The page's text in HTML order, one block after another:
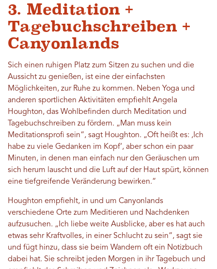
3. Meditation +
Tagebuchschreiben +
Canyonlands
Sich einen ruhigen Platz zum Sitzen zu suchen und die
Aussicht zu genießen, ist eine der einfachsten
Möglichkeiten, zur Ruhe zu kommen. Neben Yoga und
anderen sportlichen Aktivitäten empfiehlt Angela
Houghton, das Wohlbefinden durch Meditation und
Tagebuchschreiben zu fördern. „Man muss kein
Meditationsprofi sein“, sagt Houghton. „Oft heißt es: ‚Ich
habe zu viele Gedanken im Kopf‘, aber schon ein paar
Minuten, in denen man einfach nur den Geräuschen um
sich herum lauscht und die Luft auf der Haut spürt, können
eine tiefgreifende Veränderung bewirken.“
Houghton empfiehlt, in und um Canyonlands
verschiedene Orte zum Meditieren und Nachdenken
aufzusuchen. „Ich liebe weite Ausblicke, aber es hat auch
etwas sehr Kraftvolles, in einer Schlucht zu sein“, sagt sie
und fügt hinzu, dass sie beim Wandern oft ein Notizbuch
dabei hat. Sie schreibt jeden Morgen in ihr Tagebuch und